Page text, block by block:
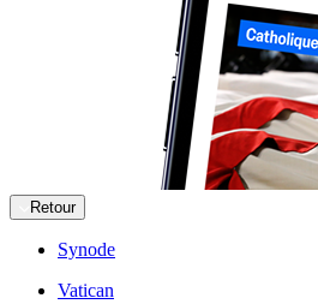
Retour
Synode
Vatican